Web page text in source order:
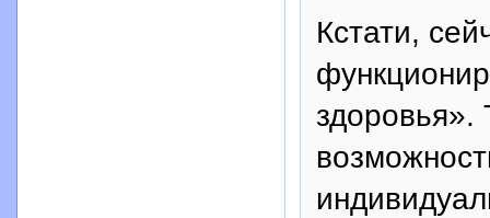
Кстати,
здоровья».